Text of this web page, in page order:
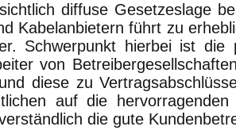
diffuse Gesetzeslage
Kabelanbietern führt zu
Schwerpunkt hierbei ist die
von
diese zu
auf die hervorragenden
die gute